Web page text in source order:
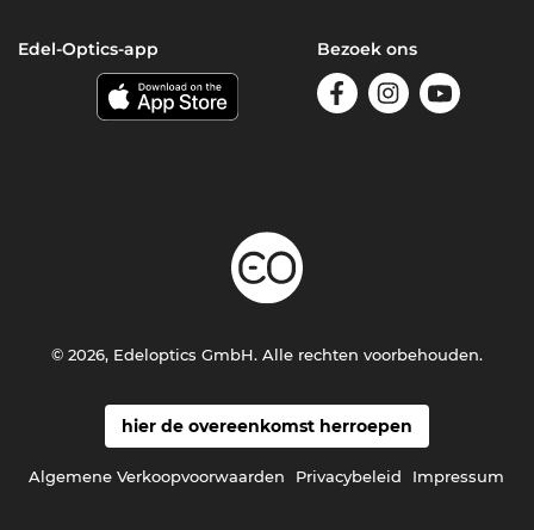
Edel-Optics-app Bezoek ons
hier de overeenkomst herroepen
Algemene Verkoopvoorwaarden Privacybeleid Impressum
© 2026, Edeloptics GmbH. Alle rechten voorbehouden.